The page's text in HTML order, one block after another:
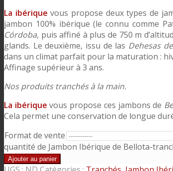
La ibériquevous propose deux types de
jambon 100% ibérique (le connu comme
Córdoba, puis affiné à plus de 750 m
glands. Le deuxième, issu de las Dehesas
dans un climat parfait pour la maturation :
Affinage supérieur à 3 ans.
Nos produits tranchés à la main.
La ibérique vous propose ces jambons de
Cela permet une conservation de longue
Format de vente
quantité de Jambon Ibérique de Bellota-
Ajouter au panier